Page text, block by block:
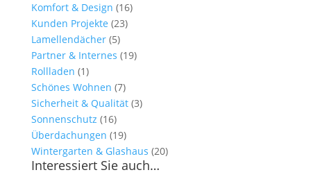
Komfort & Design (16)
Kunden Projekte (23)
Lamellendächer(5)
Partner & Internes (19)
Rollladen (1)
Schönes Wohnen (7)
Sicherheit & Qualität(3)
Sonnenschutz (16)
Überdachungen (19)
Wintergarten & Glashaus (20)
Interessiert Sie auch…